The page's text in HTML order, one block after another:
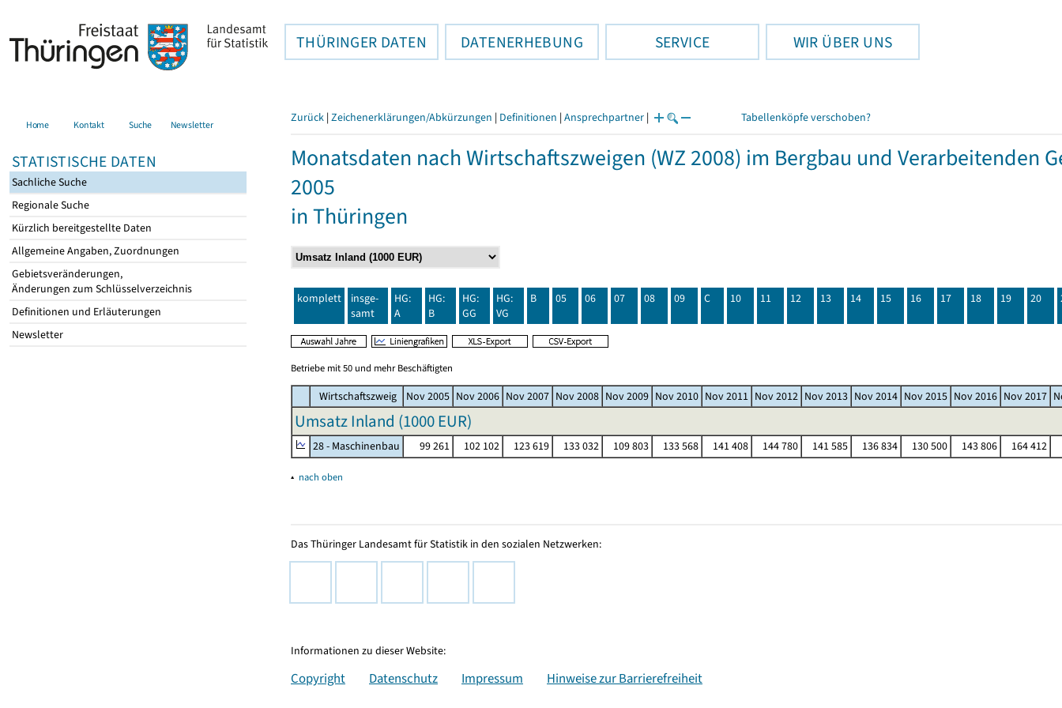
THÜRINGER DATEN DATENERHEBUNG SERVICE WIR ÜBER UNS
Home Kontakt Suche Newsletter
STATISTISCHE DATEN
Sachliche Suche
Regionale Suche
Kürzlich bereitgestellte Daten
Allgemeine Angaben, Zuordnungen
Gebietsveränderungen,
Änderungen zum Schlüsselverzeichnis
Definitionen und Erläuterungen
Newsletter
Zurück | Zeichenerklärungen/Abkürzungen | Definitionen | Ansprechpartner | Tabellenköpfe verschoben?
Monatsdaten nach Wirtschaftszweigen (WZ 2008) im Bergbau und Verarbeitenden
2005
in Thüringen
komplett
insge-
samt
HG:
A
HG:
B
HG:
GG
HG:
VG
B 05 06 07 08 09 C 10 11 12 13 14 15 16 17 18 19 20
Betriebe mit 50 und mehr Beschäftigten
Wirtschaftszweig Nov 2005 Nov 2006 Nov 2007 Nov 2008 Nov 2009 Nov 2010 Nov 2011 Nov 2012 Nov 2013 Nov 2014 Nov 2015 Nov 2016 Nov 2017
Umsatz Inland (1000 EUR)
28 - Maschinenbau 99 261 102 102 123 619 133 032 109 803 133 568 141 408 144 780 141 585 136 834 130 500 143 806 164 412
▴ nach oben
Das Thüringer Landesamt für Statistik in den sozialen Netzwerken:
Informationen zu dieser Website:
Copyright Datenschutz Impressum Hinweise zur Barrierefreiheit